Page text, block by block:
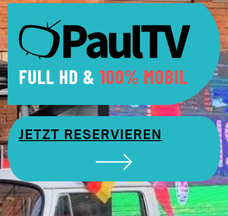
FULL HD & 100% MOBIL
JETZT RESERVIEREN